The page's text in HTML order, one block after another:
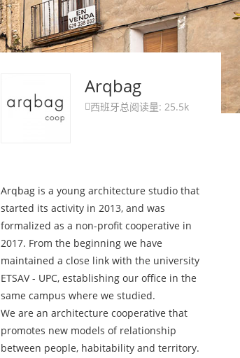
Arqbag
 西班牙总阅读量: 25.5k
Arqbag is a young architecture studio that
started its activity in 2013, and was
formalized as a non-profit cooperative in
2017. From the beginning we have
maintained a close link with the university
ETSAV - UPC, establishing our office in the
same campus where we studied.
We are an architecture cooperative that
promotes new models of relationship
between people, habitability and territory.